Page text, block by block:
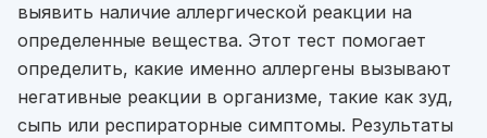
выявить наличие аллергической реакции на
определенные вещества. Этот тест помогает
определить, какие именно аллергены вызывают
негативные реакции в организме, такие как зуд,
сыпь или респираторные симптомы. Результаты